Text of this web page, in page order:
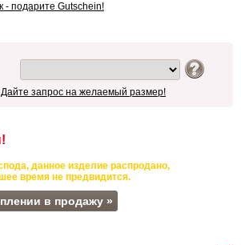
- подарите Gutschein!
запрос на желаемый размер!
данное изделие распродано,
время не предвидится.
в продажу »